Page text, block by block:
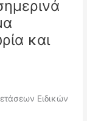
και
Ειδικών